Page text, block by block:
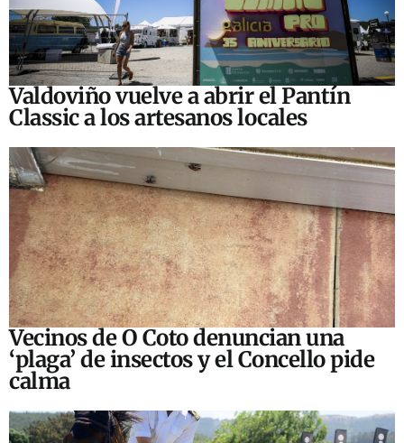
Valdoviño vuelve a abrir el Pantín
Classic a los artesanos locales
Vecinos de O Coto denuncian una
‘plaga’ de insectos y el Concello pide
calma